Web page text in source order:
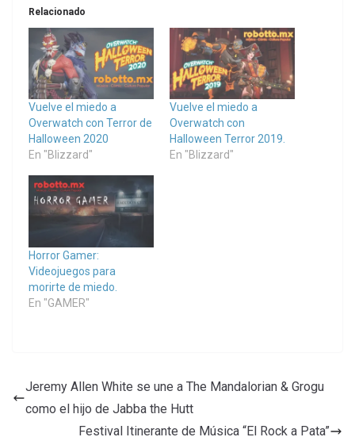
Relacionado
Vuelve el miedo a
Overwatch con Terror de
Halloween 2020
En "Blizzard"
Vuelve el miedo a
Overwatch con
Halloween Terror 2019.
En "Blizzard"
Horror Gamer:
Videojuegos para
morirte de miedo.
En "GAMER"
Jeremy Allen White se une a The Mandalorian & Grogu
como el hijo de Jabba the Hutt
Festival Itinerante de Música “El Rock a Pata”